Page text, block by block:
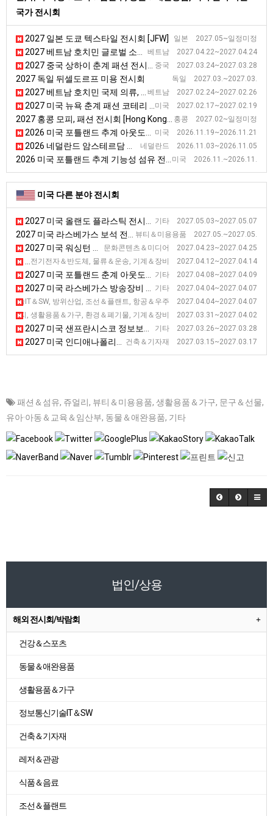
국가 전시회
일본 2027.05~일정미정
2027 일본 도쿄 텍스타일 전시회 [JFW]
베트남 2027.04.22~2027.04.24
2027 베트남 호치민 글로벌 소싱페어 전시회
중국 2027.03.24~2027.03.28
2027 중국 상하이 춘계 패션 전시회
독일 2027.03.~2027.03.
2027 독일 뒤셀도르프 미용 전시회
베트남 2027.02.24~2027.02.26
2027 베트남 호치민 국제 의류, 섬유 및 섬유 기술 무역 전시회
미국 2027.02.17~2027.02.19
2027 미국 뉴욕 춘계 패션 코테리 전시회
홍콩 2027.02~일정미정
2027 홍콩 모피, 패션 전시회 [Hong Kong International Fur & Fashion Fair]
미국 2026.11.19~2026.11.21
2026 미국 포틀랜드 추계 아웃도어스포츠 기능성 섬유 박람회
네덜란드 2026.11.03~2026.11.05
2026 네덜란드 암스테르담 섬유패션 국제스포츠용품 전시회
미국 2026.11.~2026.11.
2026 미국 포틀랜드 추계 기능성 섬유 전시회
미국 다른 분야 전시회
기타 2027.05.03~2027.05.07
2027 미국 올랜도 플라스틱 전시회 [NPE]
뷰티＆미용용품 2027.05.~2027.05.
2027 미국 라스베가스 보석 전시회
문화콘텐츠＆미디어 2027.04.23~2027.04.25
2027 미국 워싱턴 만화 전시회 [Awesome Con]
전기전자＆반도체, 물류＆운송, 기계＆장비 2027.04.12~2027.04.14
기타 2027.04.08~2027.04.09
2027 미국 포틀랜드 춘계 아웃도어스포츠 기능성 섬유 박람회
기타 2027.04.04~2027.04.07
2027 미국 라스베가스 방송장비 전시회
신기술IT＆SW, 방위산업, 조선＆플랜트, 항공＆우주 2027.04.04~2027.04.07
2027 미국 메릴랜드 해양항공우주 전시회 [SAS]
에너지, 생활용품＆가구, 환경＆폐기물, 기계＆장비 2027.03.31~2027.04.02
2027 미국 볼티모어 미건물유지보수 및 관련 기술 전시회 [NFMT]
기타 2027.03.26~2027.03.28
2027 미국 샌프란시스코 정보보안 전시회
건축＆기자재 2027.03.15~2027.03.17
2027 미국 인디애나폴리스 아스팔트 전시회 [WOA]
패션＆섬유, 쥬얼리, 뷰티＆미용용품, 생활용품＆가구, 문구＆선물,
유아·아동＆교육＆임산부, 동물＆애완용품, 기타
법인/상용
해외 전시회/박람회
건강＆스포츠
동물＆애완용품
생활용품＆가구
정보통신기술IT＆SW
건축＆기자재
레저＆관광
식품＆음료
조선＆플랜트